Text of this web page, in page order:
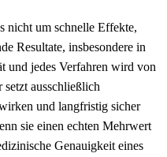
nicht um schnelle Effekte,
Resultate, insbesondere in
und jedes Verfahren wird von
ausschließlich
und langfristig sicher
sie einen echten Mehrwert
Genauigkeit eines